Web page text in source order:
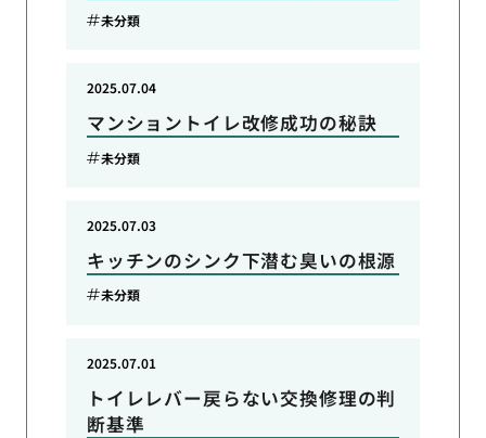
未分類
マンショントイレ改修成功の秘訣
2025.07.04
未分類
キッチンのシンク下潜む臭いの根源
2025.07.03
未分類
トイレレバー戻らない交換修理の判
断基準
2025.07.01